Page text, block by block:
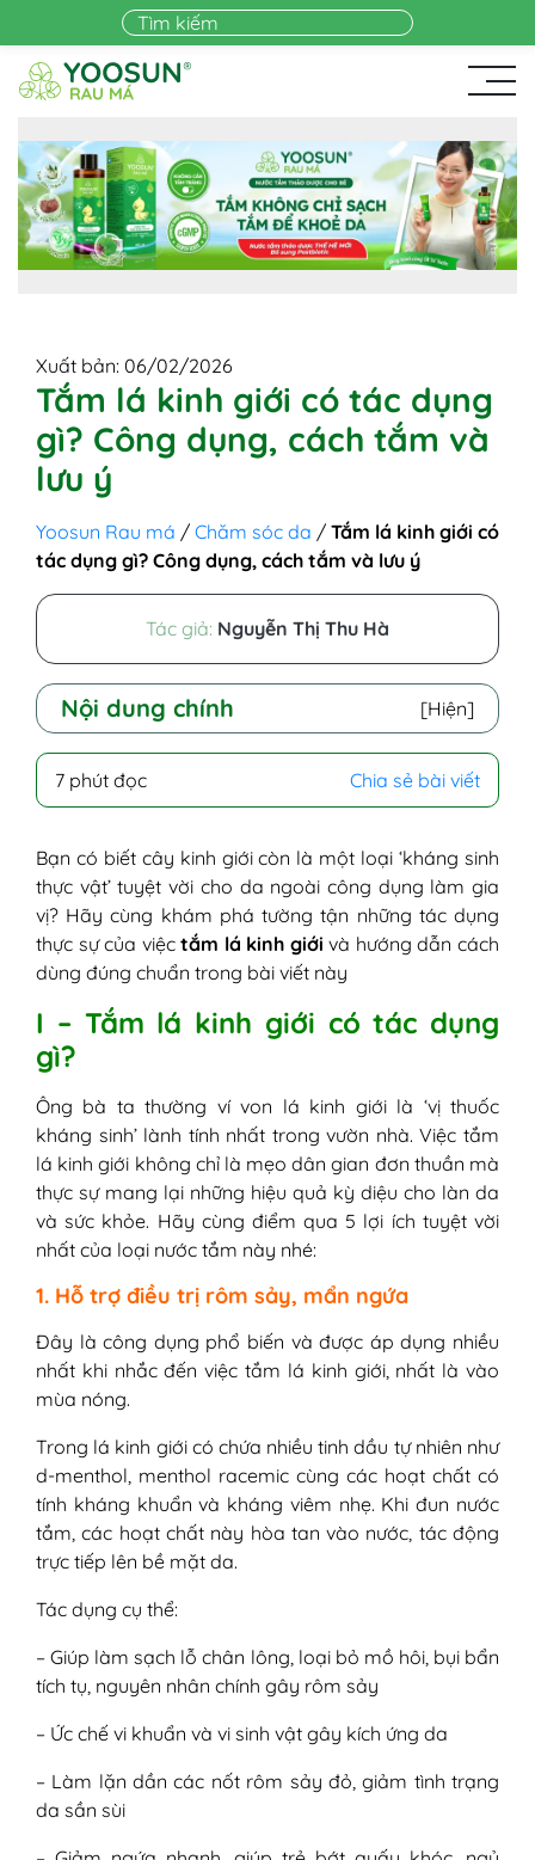
Skip to main content
Xuất bản: 06/02/2026
Tắm lá kinh giới có tác dụng
gì? Công dụng, cách tắm và
lưu ý
Yoosun Rau má / Chăm sóc da / Tắm lá kinh giới có
tác dụng gì? Công dụng, cách tắm và lưu ý
Tác giả: Nguyễn Thị Thu Hà
Nội dung chính [Hiện]
1. Hỗ trợ điều trị rôm sảy, mẩn ngứa
ngoài da
3. Giúp giải cảm, khu phong tán hàn
4. Sát khuẩn, hỗ trợ chăm sóc da khi
thủy đậu và sởi
5. Làm sáng da và hỗ trợ trị mụn
II - Bé sơ sinh tắm lá kinh giới được không?
Bước 1: Sơ chế
Bước 2: Hướng dẫn cách tắm cho
từng đối tượng
Bước 3: Tráng lại bằng nước sạch và
thoa dưỡng ẩm da
IV - Những lưu ý khi tắm cây kinh giới
1. Tuyệt đối không tắm khi da có vết
thương hở
2. Tần suất và nhiệt độ phù hợp
3. Không tắm nước lá đã để qua đêm
7 phút đọc Chia sẻ bài viết
Bạn có biết cây kinh giới còn là một loại ‘kháng sinh
thực vật’ tuyệt vời cho da ngoài công dụng làm gia
vị? Hãy cùng khám phá tường tận những tác dụng
thực sự của việctắm lá kinh giới và hướng dẫn cách
dùng đúng chuẩn trong bài viết này
I – Tắm lá kinh giới có tác dụng
gì?
Ông bà ta thường ví von lá kinh giới là ‘vị thuốc
kháng sinh’ lành tính nhất trong vườn nhà. Việc tắm
lá kinh giới không chỉ là mẹo dân gian đơn thuần mà
thực sự mang lại những hiệu quả kỳ diệu cho làn da
và sức khỏe. Hãy cùng điểm qua 5 lợi ích tuyệt vời
nhất của loại nước tắm này nhé:
1. Hỗ trợ điều trị rôm sảy, mẩn ngứa
Đây là công dụng phổ biến và được áp dụng nhiều
nhất khi nhắc đến việc tắm lá kinh giới, nhất là vào
mùa nóng.
Trong lá kinh giới có chứa nhiều tinh dầu tự nhiên như
d-menthol, menthol racemic cùng các hoạt chất có
tính kháng khuẩn và kháng viêm nhẹ. Khi đun nước
tắm, các hoạt chất này hòa tan vào nước, tác động
trực tiếp lên bề mặt da.
Tác dụng cụ thể:
– Giúp làm sạch lỗ chân lông, loại bỏ mồ hôi, bụi bẩn
tích tụ, nguyên nhân chính gây rôm sảy
– Ức chế vi khuẩn và vi sinh vật gây kích ứng da
– Làm lặn dần các nốt rôm sảy đỏ, giảm tình trạng
da sần sùi